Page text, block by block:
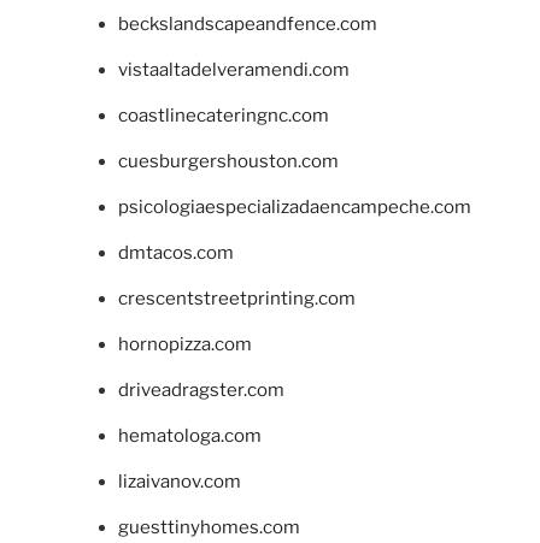
beckslandscapeandfence.com
vistaaltadelveramendi.com
coastlinecateringnc.com
cuesburgershouston.com
psicologiaespecializadaencampeche.com
dmtacos.com
crescentstreetprinting.com
hornopizza.com
driveadragster.com
hematologa.com
lizaivanov.com
guesttinyhomes.com